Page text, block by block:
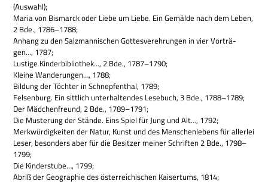
(Aus­wahl);
Maria von Bis­marck oder Liebe um Liebe. Ein Gemälde nach dem Leben,
2 Bde., 1786–1788;
Anhang zu den Salz­man­ni­schen Got­tes­ver­eh­run­gen in vier Vor­trä­
gen…, 1787;
Lustige Kin­der­bi­blio­thek…, 2 Bde., 1787–1790;
Kleine Wan­de­run­gen…, 1788;
Bil­dung der Töch­ter in Schnep­fen­thal, 1789;
Fel­sen­burg. Ein sitt­lich unter­hal­ten­des Lese­buch, 3 Bde., 1788–1789;
Der Mäd­chen­freund, 2 Bde., 1789–1791;
Die Muste­rung der Stände. Eins Spiel für Jung und Alt…, 1792;
Merk­wür­dig­kei­ten der Natur, Kunst und des Men­schen­le­bens für aller­lei
Leser, beson­ders aber für die Besit­zer mei­ner Schrif­ten 2 Bde., 1798–
1799;
Die Kin­der­stube…, 1799;
Abriß der Geo­gra­phie des öster­rei­chi­schen Kai­ser­tums, 1814;